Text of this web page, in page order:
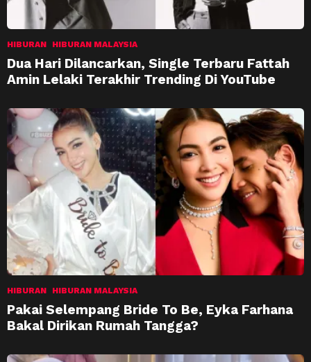
HIBURAN HIBURAN MALAYSIA
Dua Hari Dilancarkan, Single Terbaru Fattah
Amin Lelaki Terakhir Trending Di YouTube
HIBURAN HIBURAN MALAYSIA
Pakai Selempang Bride To Be, Eyka Farhana
Bakal Dirikan Rumah Tangga?